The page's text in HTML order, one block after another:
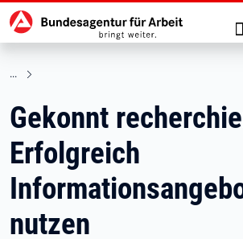
zu den Hauptinhalten springen
Hauptnavigation
Gekonnt
Erfolgreich
nutzen